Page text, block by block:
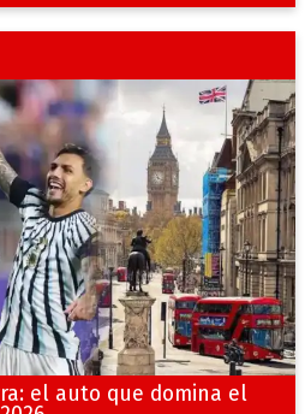
el auto que domina el